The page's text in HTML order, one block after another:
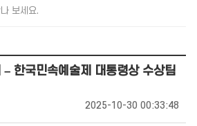
보세요.
한국민속예술제 대통령상 수상팀
2025-10-30 00:33:48